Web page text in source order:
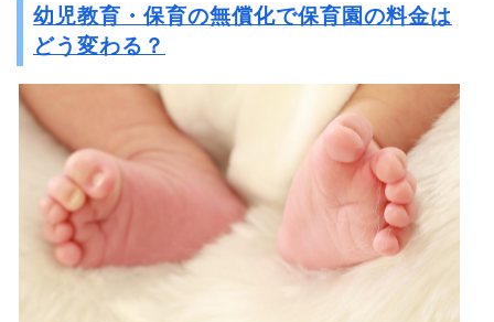
幼児教育・保育の無償化で保育園の料金は
どう変わる？